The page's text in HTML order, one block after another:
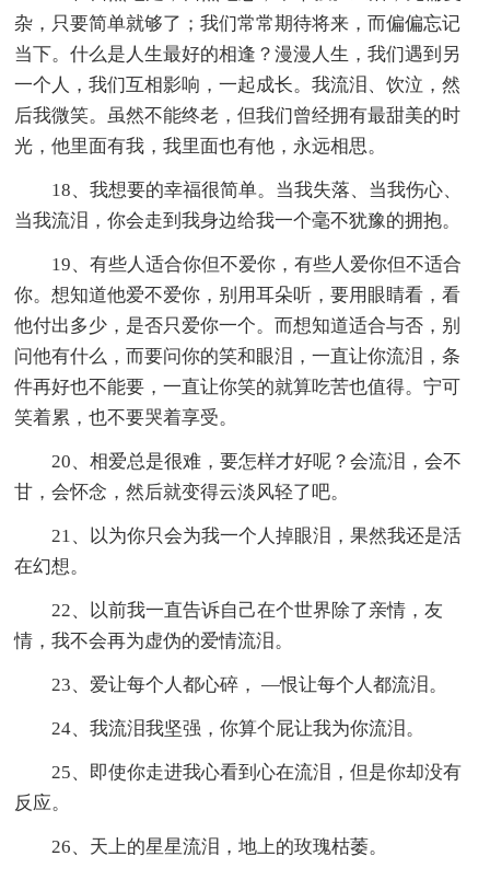
杂，只要简单就够了；我们常常期待将来，而偏偏忘记
当下。什么是人生最好的相逢？漫漫人生，我们遇到另
一个人，我们互相影响，一起成长。我流泪、饮泣，然
后我微笑。虽然不能终老，但我们曾经拥有最甜美的时
光，他里面有我，我里面也有他，永远相思。
18、我想要的幸福很简单。当我失落、当我伤心、
当我流泪，你会走到我身边给我一个毫不犹豫的拥抱。
19、有些人适合你但不爱你，有些人爱你但不适合
你。想知道他爱不爱你，别用耳朵听，要用眼睛看，看
他付出多少，是否只爱你一个。而想知道适合与否，别
问他有什么，而要问你的笑和眼泪，一直让你流泪，条
件再好也不能要，一直让你笑的就算吃苦也值得。宁可
笑着累，也不要哭着享受。
20、相爱总是很难，要怎样才好呢？会流泪，会不
甘，会怀念，然后就变得云淡风轻了吧。
21、以为你只会为我一个人掉眼泪，果然我还是活
在幻想。
22、以前我一直告诉自己在个世界除了亲情，友
情，我不会再为虚伪的爱情流泪。
23、爱让每个人都心碎， —恨让每个人都流泪。
24、我流泪我坚强，你算个屁让我为你流泪。
25、即使你走进我心看到心在流泪，但是你却没有
反应。
26、天上的星星流泪，地上的玫瑰枯萎。